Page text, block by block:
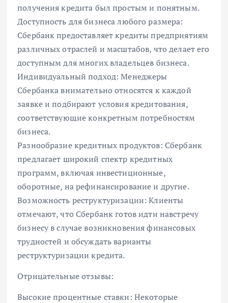
получения кредита был простым и понятным.
Доступность для бизнеса любого размера:
Сбербанк предоставляет кредиты предприятиям
различных отраслей и масштабов, что делает его
доступным для многих владельцев бизнеса.
Индивидуальный подход: Менеджеры
Сбербанка внимательно относятся к каждой
заявке и подбирают условия кредитования,
соответствующие конкретным потребностям
бизнеса.
Разнообразие кредитных продуктов: Сбербанк
предлагает широкий спектр кредитных
программ, включая инвестиционные,
оборотные, на рефинансирование и другие.
Возможность реструктуризации: Клиенты
отмечают, что Сбербанк готов идти навстречу
бизнесу в случае возникновения финансовых
трудностей и обсуждать варианты
реструктуризации кредита.
Отрицательные отзывы:
Высокие процентные ставки: Некоторые